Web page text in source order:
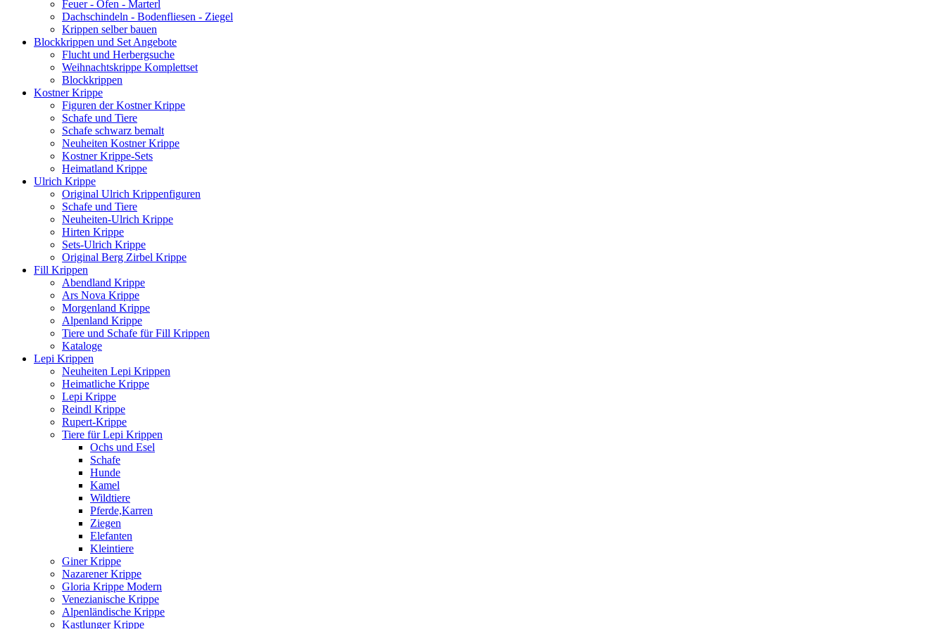
Feuer - Öfen - Marterl
Dachschindeln - Bodenfliesen - Ziegel
Krippen selber bauen
Blockkrippen und Set Angebote
Flucht und Herbergsuche
Weihnachtskrippe Komplettset
Blockkrippen
Kostner Krippe
Figuren der Kostner Krippe
Schafe und Tiere
Schafe schwarz bemalt
Neuheiten Kostner Krippe
Kostner Krippe-Sets
Heimatland Krippe
Ulrich Krippe
Original Ulrich Krippenfiguren
Schafe und Tiere
Neuheiten-Ulrich Krippe
Hirten Krippe
Sets-Ulrich Krippe
Original Berg Zirbel Krippe
Fill Krippen
Abendland Krippe
Ars Nova Krippe
Morgenland Krippe
Alpenland Krippe
Tiere und Schafe für Fill Krippen
Kataloge
Lepi Krippen
Neuheiten Lepi Krippen
Heimatliche Krippe
Lepi Krippe
Reindl Krippe
Rupert-Krippe
Tiere für Lepi Krippen
Ochs und Esel
Schafe
Hunde
Kamel
Wildtiere
Pferde,Karren
Ziegen
Elefanten
Kleintiere
Giner Krippe
Nazarener Krippe
Gloria Krippe Modern
Venezianische Krippe
Alpenländische Krippe
Kastlunger Krippe